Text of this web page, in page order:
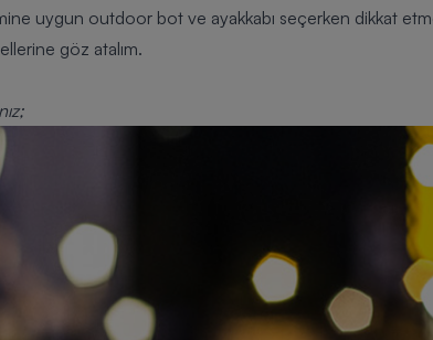
uygun outdoor bot ve ayakkabı seçerken dikkat
göz atalım.